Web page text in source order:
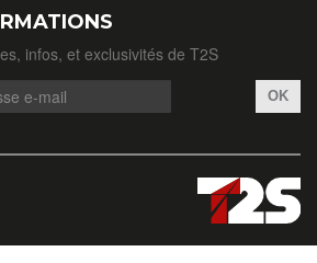
infos, et exclusivités de T2S
OK